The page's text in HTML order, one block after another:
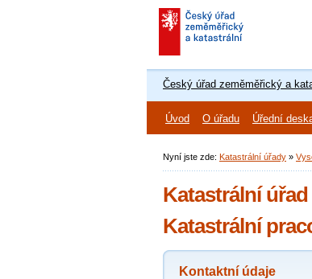
Český úřad zeměměřický a
Úvod O úřadu Úřední
Nyní jste zde: Katastrální úřady »
Katastrální
Katastrální
Kontaktní údaje